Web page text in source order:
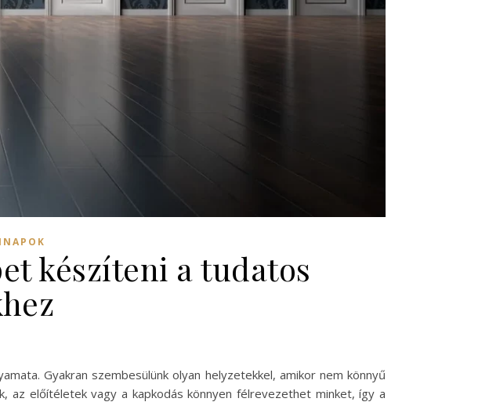
készíteni a tudatos
Gyakran szembesülünk olyan helyzetekkel, amikor nem könnyű
az előítéletek vagy a kapkodás könnyen félrevezethet minket, így a